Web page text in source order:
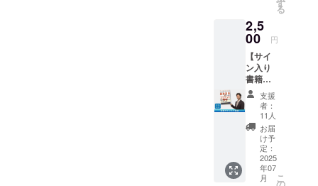
5,000
円/10,0
00円の
リター
ンと同
じ内容
になり
ます。
・掲載
期間：
2025年
8月1
日〜
2026年
8月1日
す
る
2,5
00 円
【サイ
ン入り
書籍】
私の
かっこ
いいサ
イン入
りの書
籍をお
送りし
ます。
支援者
支援
者：
11人
お届
け予
定：
2025
年07
月
こ